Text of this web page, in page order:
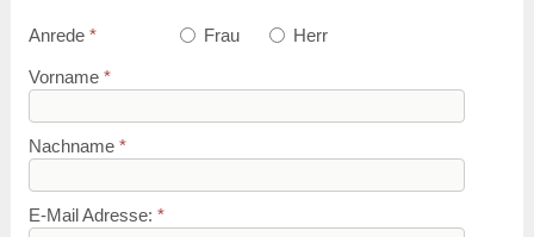
Anrede * Frau Herr
Vorname *
Nachname *
E-Mail Adresse: *